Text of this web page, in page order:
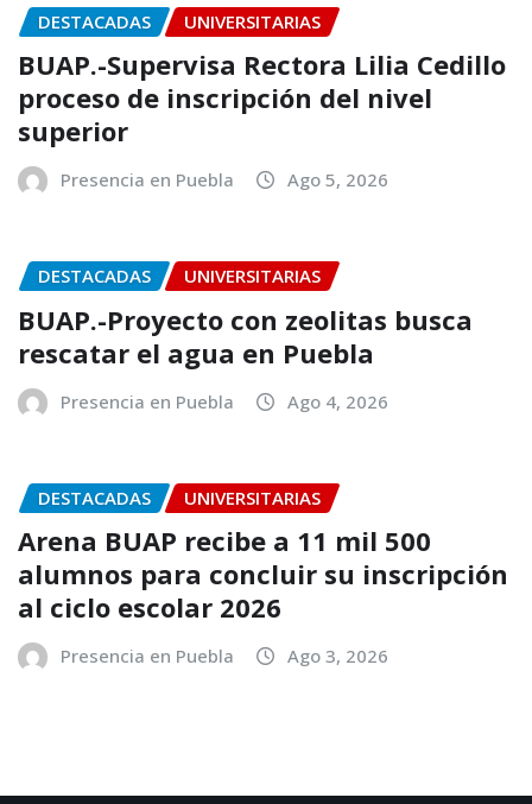
DESTACADAS UNIVERSITARIAS
BUAP.-Supervisa Rectora Lilia Cedillo
proceso de inscripción del nivel
superior
Presencia en Puebla Ago 5, 2026
DESTACADAS UNIVERSITARIAS
BUAP.-Proyecto con zeolitas busca
rescatar el agua en Puebla
Presencia en Puebla Ago 4, 2026
DESTACADAS UNIVERSITARIAS
Arena BUAP recibe a 11 mil 500
alumnos para concluir su inscripción
al ciclo escolar 2026
Presencia en Puebla Ago 3, 2026